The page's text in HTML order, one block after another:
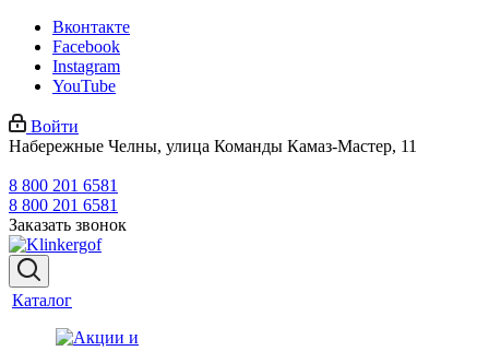
Вконтакте
Facebook
Instagram
YouTube
Войти
Набережные Челны, улица Команды Камаз-Мастер, 11
8 800 201 6581
8 800 201 6581
Заказать звонок
Каталог